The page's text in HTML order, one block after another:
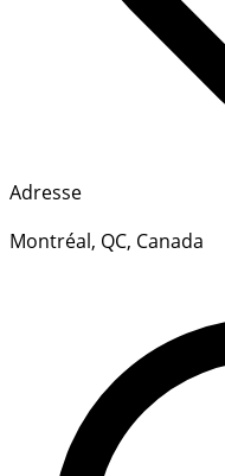
Adresse
Montréal, QC, Canada